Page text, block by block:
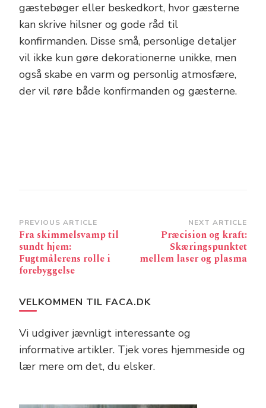
gæstebøger eller beskedkort, hvor gæsterne
kan skrive hilsner og gode råd til
konfirmanden. Disse små, personlige detaljer
vil ikke kun gøre dekorationerne unikke, men
også skabe en varm og personlig atmosfære,
der vil røre både konfirmanden og gæsterne.
Post
Navigation
PREVIOUS ARTICLE
Fra skimmelsvamp til
sundt hjem:
Fugtmålerens rolle i
forebyggelse
NEXT ARTICLE
Præcision og kraft:
Skæringspunktet
mellem laser og plasma
VELKOMMEN TIL FACA.DK
Vi udgiver jævnligt interessante og
informative artikler. Tjek vores hjemmeside og
lær mere om det, du elsker.